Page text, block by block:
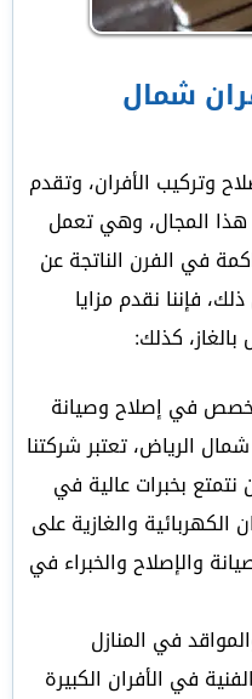
شمال
وتركيب الأفران، وتقدم
المجال، وهي تعمل
في الفرن الناتجة عن
فإننا نقدم مزايا
كذلك:
في إصلاح وصيانة
الرياض، تعتبر شركتنا
نتمتع بخبرات عالية في
الكهربائية والغازية على
والإصلاح والخبراء في
في المنازل
في الأفران الكبيرة